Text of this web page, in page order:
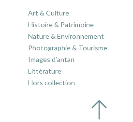
Art & Culture
Histoire & Patrimoine
Nature & Environnement
Photographie & Tourisme
Images d’antan
Littérature
Hors collection